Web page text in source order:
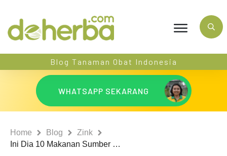
Blog Tanaman Obat Indonesia
WHATSAPP SEKARANG
Home Blog
Zink
Ini Dia 10 Makanan Sumber Zink: Bagian 1